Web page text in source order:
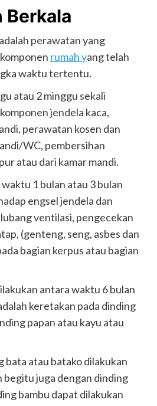
Berkala
perawatan yang
rumah yang telah
waktu tertentu.
atau 2 minggu sekali
jendela kaca,
perawatan kosen dan
WC, pembersihan
atau dari kamar mandi.
1 bulan atau 3 bulan
engsel jendela dan
ventilasi, pengecekan
(genteng, seng, asbes dan
bagian kerpus atau bagian
antara waktu 6 bulan
keretakan pada dinding
papan atau kayu atau
bata atau batako dilakukan
begitu juga dengan dinding
bambu dapat dilakukan